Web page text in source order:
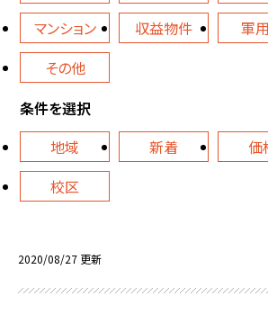
マンション
収益物件
軍
その他
条件を選択
地域
新着
価
校区
2020/08/27 更新